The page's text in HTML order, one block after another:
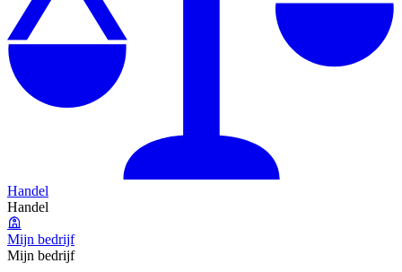
Handel
Handel
Mijn bedrijf
Mijn bedrijf